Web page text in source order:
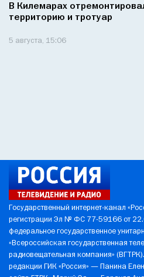
В Килемарах
территорию и тротуар
5 августа, 15:06
Государственный интернет-канал
регистрации Эл № ФС 77-59166 от
федеральное государственное
«Всероссийская государственная
радиовещательная компания»
редакции ГИК «Россия» — Панина